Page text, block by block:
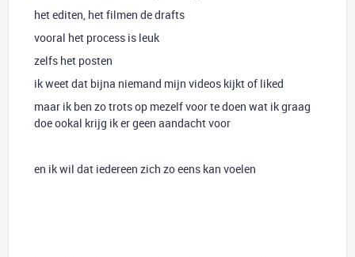
het editen, het filmen de drafts
vooral het process is leuk
zelfs het posten
ik weet dat bijna niemand mijn videos kijkt of liked
maar ik ben zo trots op mezelf voor te doen wat ik graag
doe ookal krijg ik er geen aandacht voor
en ik wil dat iedereen zich zo eens kan voelen